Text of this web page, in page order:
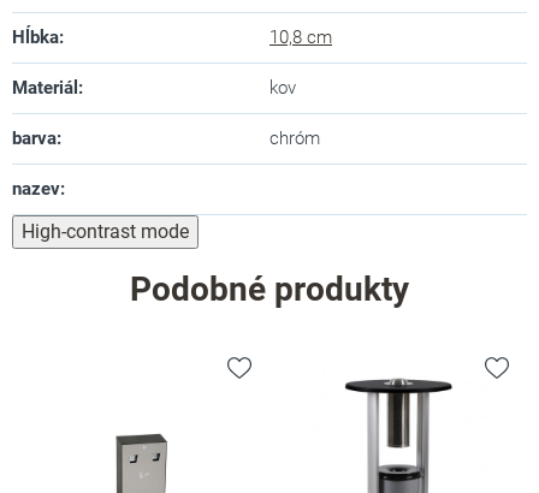
Hĺbka: 10,8 cm
Materiál : kov
barva: chróm
nazev:
High-contrast mode
Podobné produkty